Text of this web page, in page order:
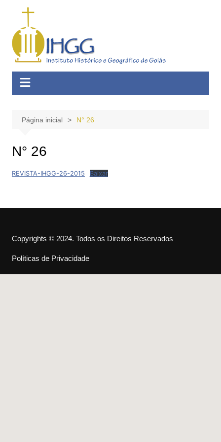
conteúdo
Página inicial N° 26
N° 26
REVISTA-IHGG-26-2015 Baixar
Copyrights © 2024. Todos os Direitos Reservados
Políticas de Privacidade